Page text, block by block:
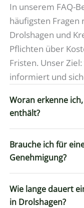
In unserem FAQ-
häufigsten Fragen
Drolshagen und
Pflichten über
Fristen. Unser
informiert und
Woran erkenne
enthält?
Brauche ich für
Genehmigung?
Wie lange dauert
in Drolshagen?